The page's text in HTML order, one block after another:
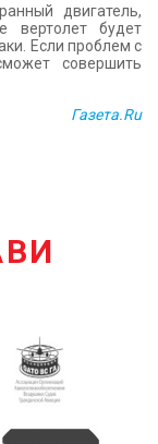
двигатель,
вертолет будет
Если проблем с
совершить
Газета.Ru